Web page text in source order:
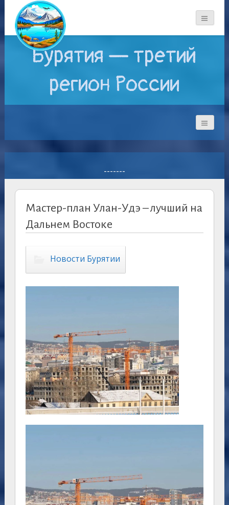
Бурятия — третий
регион России
-------
Мастер-план Улан-Удэ – лучший на
Дальнем Востоке
Новости Бурятии